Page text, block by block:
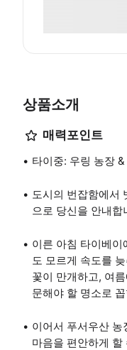
상품소개
매력포인트
타이중: 우링 농장
도시의 번잡함에서
으로 당신을 안내합
이른 아침 타이베
도 모르게 속도를
꽃이 만개하고, 여
문해야 할 명소로
이어서 푸서우산
마음을 편안하게